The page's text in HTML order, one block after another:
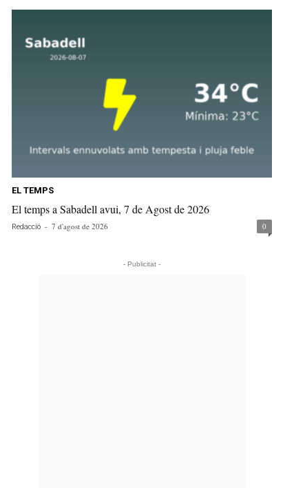
EL TEMPS
El temps a Sabadell avui, 7 de Agost de 2026
Redacció - 7 d'agost de 2026 0
- Publicitat -